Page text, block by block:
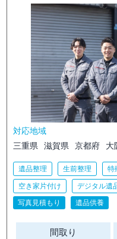
対応地域
三重県
滋賀県 京都府 大
遺品整理 生前整理 特
空き家片付け デジタル遺
写真見積もり
遺品供養
間取り